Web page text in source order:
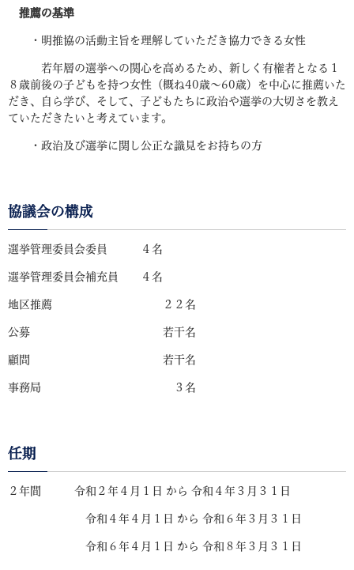
推薦の基準
・明推協の活動主旨を理解していただき協力できる女性
若年層の選挙への関心を高めるため、新しく有権者となる１
８歳前後の子どもを持つ女性（概ね40歳～60歳）を中心に推薦いた
だき、自ら学び、そして、子どもたちに政治や選挙の大切さを教え
ていただきたいと考えています。
・政治及び選挙に関し公正な識見をお持ちの方
協議会の構成
選挙管理委員会委員 ４名
選挙管理委員会補充員 ４名
地区推薦 ２２名
公募 若干名
顧問 若干名
事務局 ３名
任期
２年間 令和２年４月１日 から 令和４年３月３１日
令和４年４月１日 から 令和６年３月３１日
令和６年４月１日 から 令和８年３月３１日